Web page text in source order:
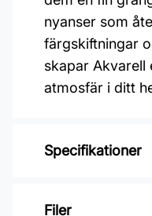
nyanser som
färgskiftningar
skapar Akvarell
atmosfär i ditt
Specifikationer
Varumärke:
Filer